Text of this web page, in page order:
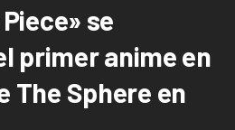
se
primer anime en
The Sphere en